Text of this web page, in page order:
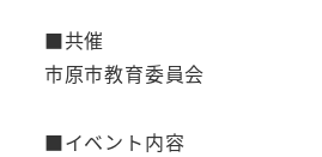
■共催
市原市教育委員会
■イベント内容